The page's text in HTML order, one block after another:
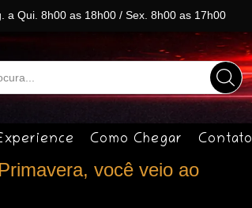
a Qui. 8h00 as 18h00 / Sex. 8h00 as 17h00
Search
input
Como Chegar Contato
você veio ao